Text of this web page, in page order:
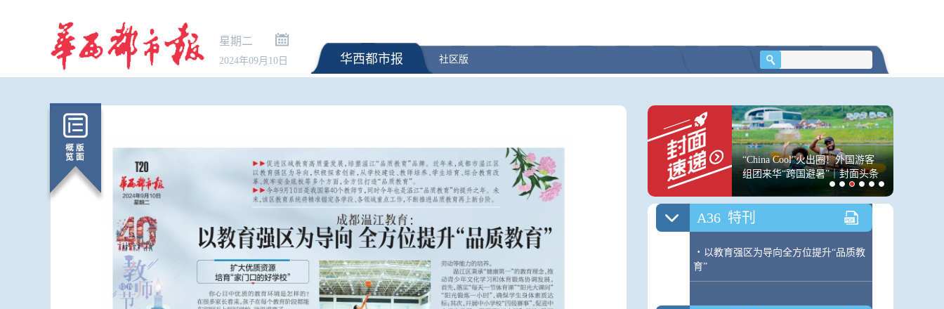
星期二
2024年09月10日 华西都市报 社区版
《民用航空发展“十五五”规划》
印发
这些火箭，为何要选在海上发
射？
台风“白海豚”将携强风雨在浙闽
沿海登陆 局部风力或超“巴威”
“China Cool”火出圈！外国游客
组团来华“跨国避暑”｜封面头条
· 奋力谱写新时代教育高质量发展成华
A35 特刊
· 聚焦高质量发展 努力办好人民满意的
教育
A36 特刊
· 以教育强区为导向全方位提升“品质教
育”